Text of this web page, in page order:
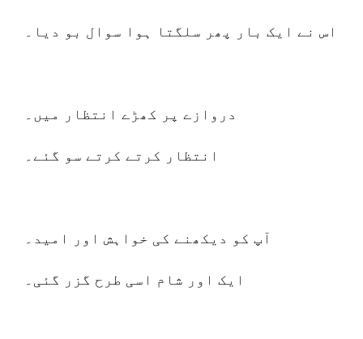
اس نے ایک بار پھر سلگتا ہوا سوال بو دیا۔
دروازے پر کھڑے انتظار میں۔
انتظار کرتے کرتے سو گئے۔
آپ کو دیکھنے کی خواہش اور امید۔
ایک اور شام اسی طرح گزر گئی۔